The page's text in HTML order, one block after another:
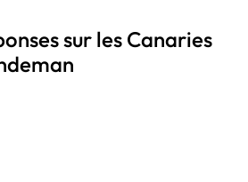
sur les Canaries